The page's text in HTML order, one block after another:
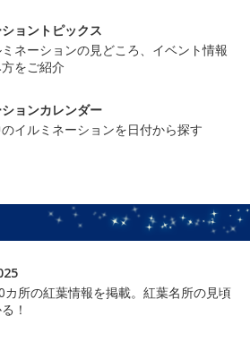
ョントピックス
ネーションの見どころ、イベント情報
をご紹介
ョンカレンダー
イルミネーションを日付から探す
カ所の紅葉情報を掲載。紅葉名所の見頃
！